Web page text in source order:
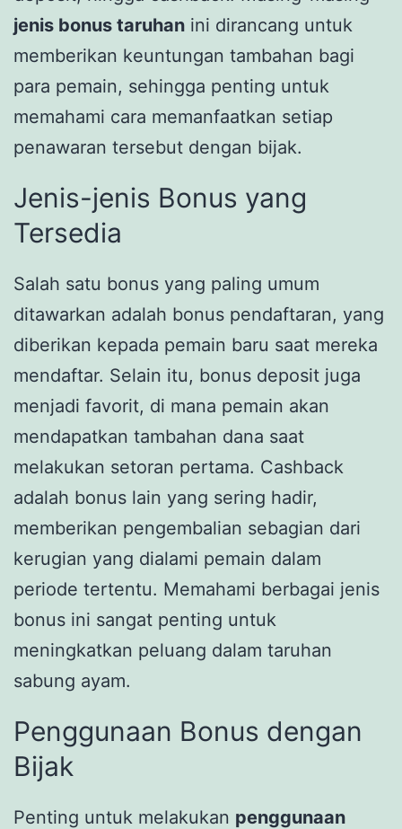
jenis bonus taruhan ini dirancang untuk
memberikan keuntungan tambahan bagi
para pemain, sehingga penting untuk
memahami cara memanfaatkan setiap
penawaran tersebut dengan bijak.
Jenis-jenis Bonus yang
Tersedia
Salah satu bonus yang paling umum
ditawarkan adalah bonus pendaftaran, yang
diberikan kepada pemain baru saat mereka
mendaftar. Selain itu, bonus deposit juga
menjadi favorit, di mana pemain akan
mendapatkan tambahan dana saat
melakukan setoran pertama. Cashback
adalah bonus lain yang sering hadir,
memberikan pengembalian sebagian dari
kerugian yang dialami pemain dalam
periode tertentu. Memahami berbagai jenis
bonus ini sangat penting untuk
meningkatkan peluang dalam taruhan
sabung ayam.
Penggunaan Bonus dengan
Bijak
Penting untuk melakukan penggunaan